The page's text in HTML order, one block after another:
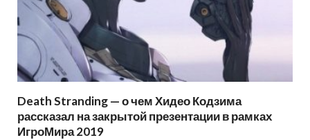
Death Stranding — о чем Хидео Кодзима
рассказал на закрытой презентации в рамках
ИгроМира 2019